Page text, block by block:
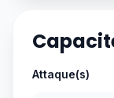
Attaque(s)